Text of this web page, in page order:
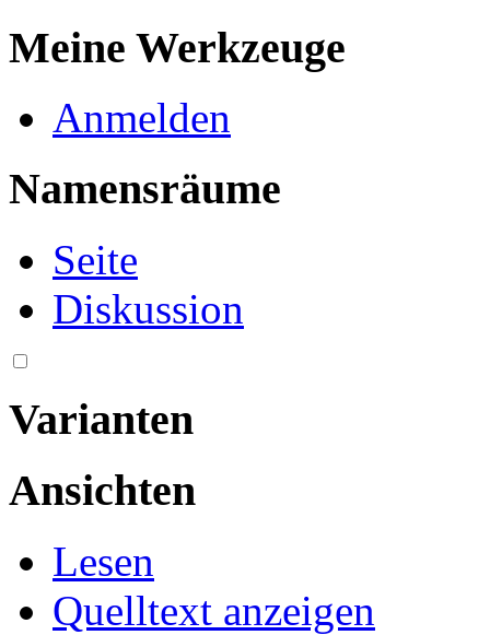
Meine Werkzeuge
Anmelden
Namensräume
Seite
Diskussion
Varianten
Ansichten
Lesen
Quelltext anzeigen